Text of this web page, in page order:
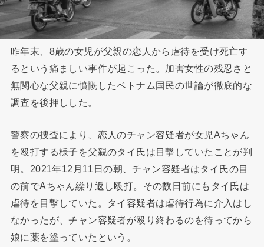
昨年末、8歳の女児が父親の恋人から虐待を受け死亡す
るという痛ましい事件が起こった。加害女性の残忍さと
無関心な父親に憤慨したベトナム国民の世論が徹底的な
調査を後押しした。
警察の捜査により、恋人のチャン容疑者が女児Aちゃん
を殴打する様子を父親のタイ氏は目撃していたことが判
明。2021年12月11日の朝、チャン容疑者はタイ氏の目
の前でAちゃん繰り返し殴打。その数日前にもタイ氏は
虐待を目撃していた。タイ容疑者は虐待行為に介入はし
なかったが、チャン容疑者が殴り終わるのを待ってから
娘に薬を塗っていたという。